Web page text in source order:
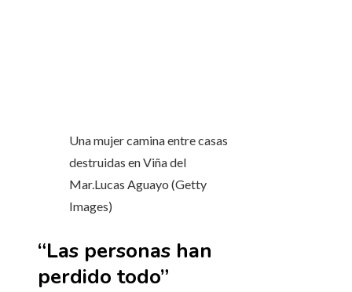
Una mujer camina entre casas
destruidas en Viña del
Mar.Lucas Aguayo (Getty
Images)
“Las personas han
perdido todo”